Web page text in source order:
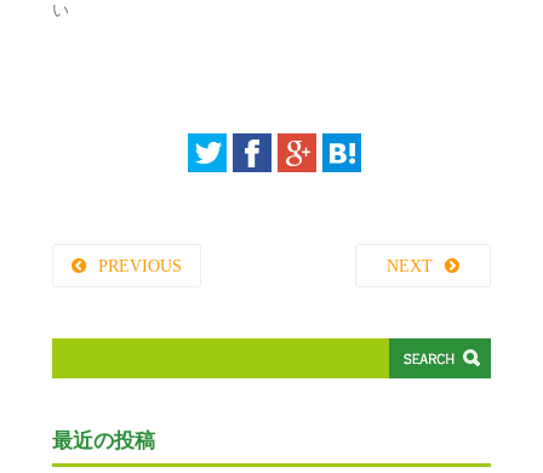
い
PREVIOUS NEXT
最近の投稿